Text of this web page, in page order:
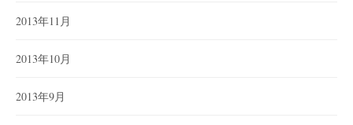
2013年11月
2013年10月
2013年9月